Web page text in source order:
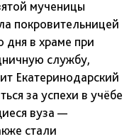
мученицы
покровительницей
дня в храме при
службу,
Екатеринодарский
за успехи в учёбе
вуза —
стали